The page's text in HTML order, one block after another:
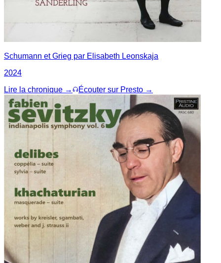
Schumann et Grieg par Elisabeth Leonskaja
2024
Lire la chronique →
Écouter sur Presto →